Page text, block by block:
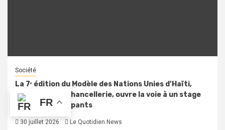
Société
La 7ᵉ édition du Modèle des Nations Unies d’Haïti,
accueillie à la Chancellerie, ouvre la voie à un stage
pour dix participants
30 juillet 2026 Le Quotidien News
FR